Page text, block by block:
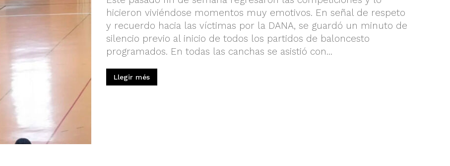
hicieron viviéndose momentos muy emotivos. En señal de respeto
y recuerdo hacia las víctimas por la DANA, se guardó un minuto de
silencio previo al inicio de todos los partidos de baloncesto
programados. En todas las canchas se asistió con...
Llegir més